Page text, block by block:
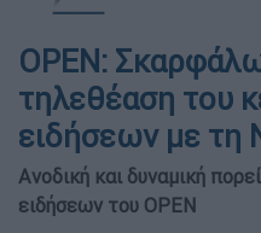
OPEN:
τηλεθέαση του
ειδήσεων με τη
Ανοδική και δυναμική
ειδήσεων του OPEN